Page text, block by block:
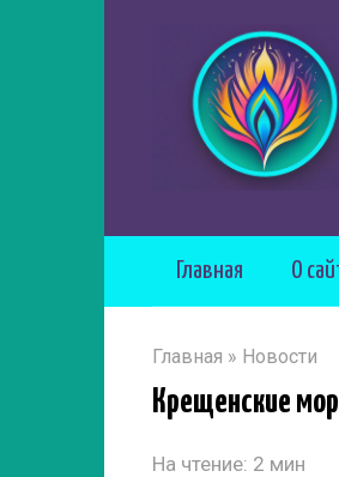
Главная О
Главная » Новости
Крещенские
На чтение: 2 мин